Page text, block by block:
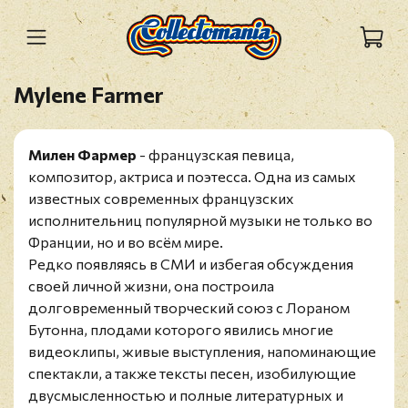
Mylene Farmer
Милен Фармер - французская певица,
композитор, актриса и поэтесса. Одна из самых
известных современных французских
исполнительниц популярной музыки не только во
Франции, но и во всём мире.
Редко появляясь в СМИ и избегая обсуждения
своей личной жизни, она построила
долговременный творческий союз с Лораном
Бутонна, плодами которого явились многие
видеоклипы, живые выступления, напоминающие
спектакли, а также тексты песен, изобилующие
двусмысленностью и полные литературных и